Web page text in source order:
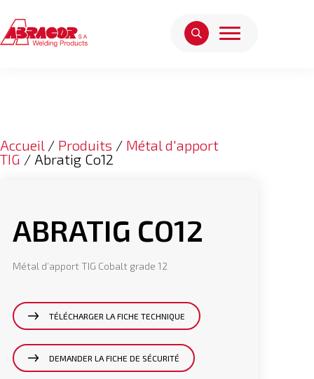
Accueil / Produits / Métal d'apport
TIG / Abratig Co12
ABRATIG CO12
Métal d’apport TIG Cobalt grade 12
TÉLÉCHARGER LA FICHE TECHNIQUE
DEMANDER LA FICHE DE SÉCURITÉ